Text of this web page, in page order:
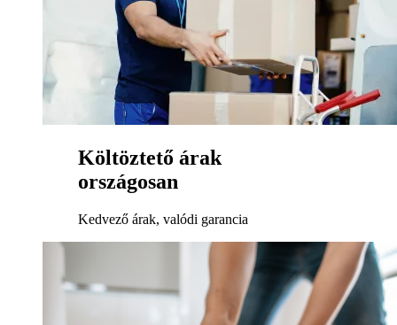
Költöztető árak
országosan
Kedvező árak, valódi garancia